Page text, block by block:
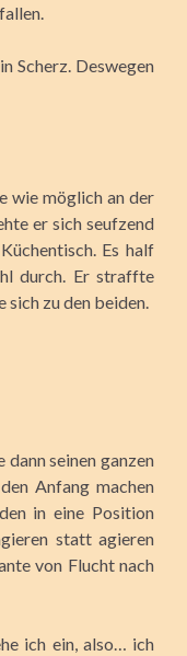
Scherz. Deswegen
wie möglich an der
er sich seufzend
Es half
durch. Er straffte
sich zu den beiden.
seinen ganzen
Anfang machen
in eine Position
statt agieren
von Flucht nach
ich ein, also… ich